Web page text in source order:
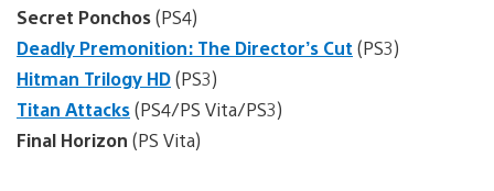
Secret Ponchos(PS4)
Deadly Premonition: The Director’s Cut (PS3)
Hitman Trilogy HD(PS3)
Titan Attacks(PS4/PS Vita/PS3)
Final Horizon (PS Vita)